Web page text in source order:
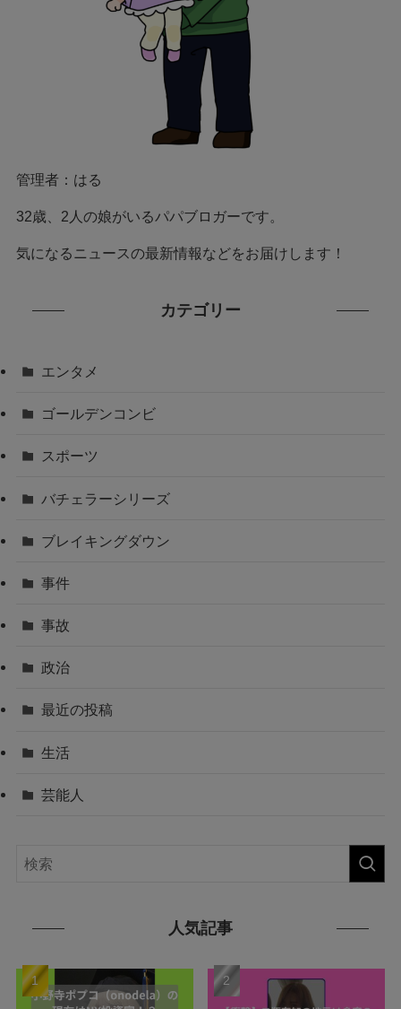
管理者：はる
32歳、2人の娘がいるパパブロガーです。
気になるニュースの最新情報などをお届けします！
カテゴリー
エンタメ
ゴールデンコンビ
スポーツ
バチェラーシリーズ
ブレイキングダウン
事件
事故
政治
最近の投稿
生活
芸能人
人気記事